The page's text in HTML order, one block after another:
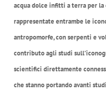
acqua dolce infitti a terra per la
rappresentate entrambe le
antropomorfe, con serpenti e
contributo agli studi
scientifici direttamente
che stanno portando avanti